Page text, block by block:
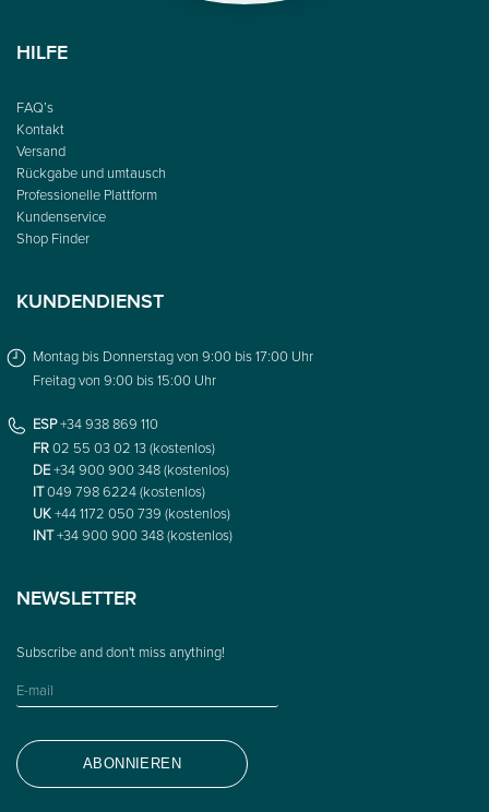
HILFE
FAQ’s
Kontakt
Versand
Rückgabe und umtausch
Professionelle Plattform
Kundenservice
Shop Finder
KUNDENDIENST
Montag bis Donnerstag von 9:00 bis 17:00 Uhr
Freitag von 9:00 bis 15:00 Uhr
ESP+34 938 869 110
FR02 55 03 02 13 (kostenlos)
DE+34 900 900 348 (kostenlos)
IT049 798 6224 (kostenlos)
UK+44 1172 050 739 (kostenlos)
INT+34 900 900 348 (kostenlos)
NEWSLETTER